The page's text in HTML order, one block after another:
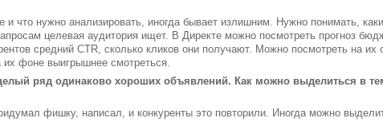
и что нужно анализировать, иногда бывает излишним. Нужно понимать,
целевая аудитория ищет. В Директе можно посмотреть прогноз
средний CTR, сколько кликов они получают. Можно посмотреть на
их фоне выигрышнее смотреться.
ряд одинаково хороших объявлений. Как можно выделиться в
фишку, написал, и конкуренты это повторили. Иногда можно